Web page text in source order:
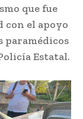
que fue
con el apoyo
paramédicos
Estatal.